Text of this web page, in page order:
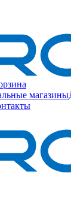
магазины